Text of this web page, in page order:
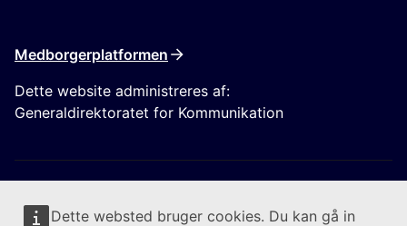
Dette websted bruger cookies. Du kan gå in
Medborgerplatformen
Dette website administreres af:
Generaldirektoratet for Kommunikation